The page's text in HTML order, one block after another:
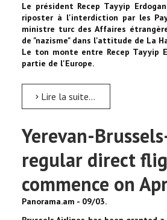
Le président Recep Tayyip
riposter à l'interdiction par les
ministre turc des Affaires
de "nazisme" dans l'attitude de La
Le ton monte entre Recep Tayyip
partie de l'Europe.
Lire la suite...
Yerevan-
regular direct
commence on
Panorama.am - 09/03.